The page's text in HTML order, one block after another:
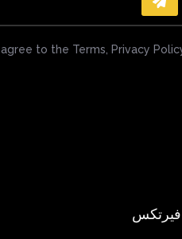
I agree to the Terms, Privacy